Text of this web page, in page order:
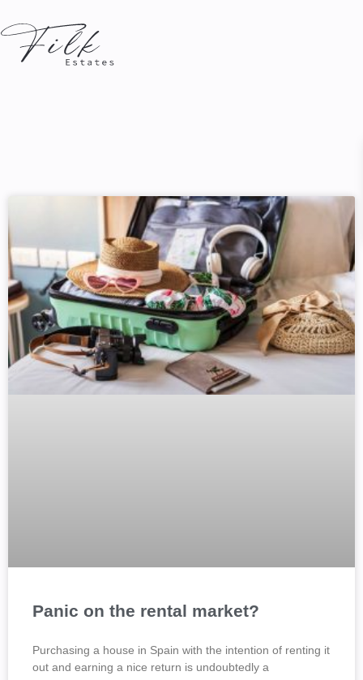
Panic on the rental market?
Purchasing a house in Spain with the intention of renting it
out and earning a nice return is undoubtedly a